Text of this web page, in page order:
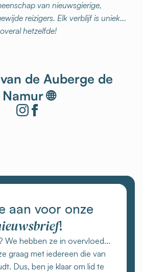
van nieuwsgierige,
reizigers. Elk verblijf is uniek...
hetzelfde!
de Auberge de
Namur 🌐
aan voor onze
!
We hebben ze in overvloed...
graag met iedereen die van
Dus, ben je klaar om lid te